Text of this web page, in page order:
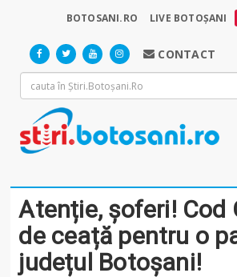
BOTOSANI.RO LIVE BOTOȘANI
CONTACT
Atenție, șoferi! Cod
de ceață pentru o
județul Botoșani!